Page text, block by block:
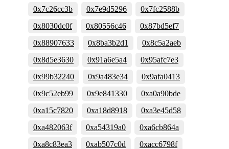
0x7c26cc3b 0x7e9d5296
0x7fc2588b
0x8030dc0f
0x80556c46
0x87bd5ef7
0x88907633
0x8ba3b2d1
0x8c5a2aeb
0x8d5e3630
0x91a6e5a4
0x95afc7e3
0x99b32240
0x9a483e34
0x9afa0413
0x9c52eb99
0x9e841330
0xa0a90bde
0xa15c7820
0xa18d8918
0xa3e45d58
0xa482063f
0xa54319a0
0xa6cb864a
0xa8c83ea3
0xab507c0d
0xacc6798f